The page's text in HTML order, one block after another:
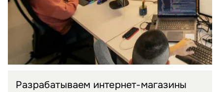
Разрабатываем интернет-магазины